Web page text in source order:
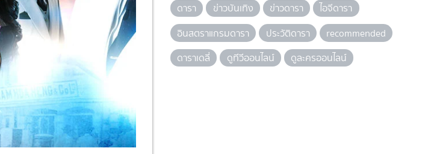
ดารา ข่าวบันเทิง ข่าวดารา
ไอจีดารา
อินสตราแกรมดารา
ประวัติดารา
recommended
ดาราเดลี่
ดูทีวีออนไลน์ ดูละครออนไลน์